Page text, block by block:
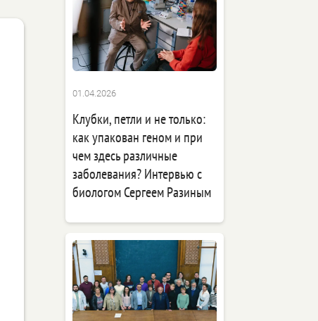
01.04.2026
Клубки, петли и не только:
как упакован геном и при
чем здесь различные
заболевания? Интервью с
биологом Сергеем Разиным